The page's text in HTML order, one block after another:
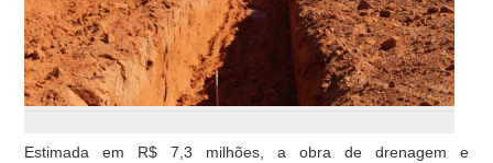
Estimada em R$ 7,3 milhões, a obra de drenagem e